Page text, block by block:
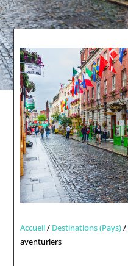
Accueil/ Destinations (Pays)/
aventuriers